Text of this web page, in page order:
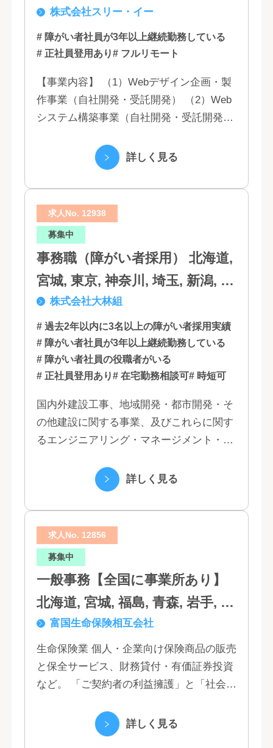
株式会社スリー・イー
# 障がい者社員が3年以上継続勤務している
# 正社員登用あり# フルリモート
【事業内容】 （1）Webデザイン企画・製
作事業（自社開発・受託開発） （2）Web
システム構築事業（自社開発・受託開発）
（5）営業代行業務 （6...詳しく見る
求人No. 12938
募集中
事務職（障がい者採用） 北海道,
宮城, 東京, 神奈川, 埼玉, 新潟, 愛
知, 大阪, 京都, 兵庫, 広島, 香川,
福岡
株式会社大林組
# 過去2年以内に3名以上の障がい者採用実績
# 障がい者社員が3年以上継続勤務している
# 障がい者社員の役職者がいる
# 正社員登用あり# 在宅勤務相談可# 時短可
国内外建設工事、地域開発・都市開発・そ
の他建設に関する事業、及びこれらに関す
るエンジニアリング・マネージメント・コ
詳しく見る
求人No. 12856
募集中
一般事務【全国に事業所あり】
北海道, 宮城, 福島, 青森, 岩手, 秋
田, 山形, 東京, 神奈川, 千葉, 埼
玉, 茨城, 栃木, 群馬, 新潟, 石川,
富山, 福井, 長野, 山梨, 愛知, 静
岡, 三重, 岐阜, 大阪, 京都, 兵庫,
滋賀, 奈良, 和歌山, 広島, 岡山, 山
口, 鳥取, 島根, 香川, 愛媛, 徳島,
富国生命保険相互会社
生命保険業 個人・企業向け保険商品の販売
と保全サービス、財務貸付・有価証券投資
など。 「ご契約者の利益擁護」と「社会へ
づく「お客さま基点」をスローガンに掲
詳しく見る